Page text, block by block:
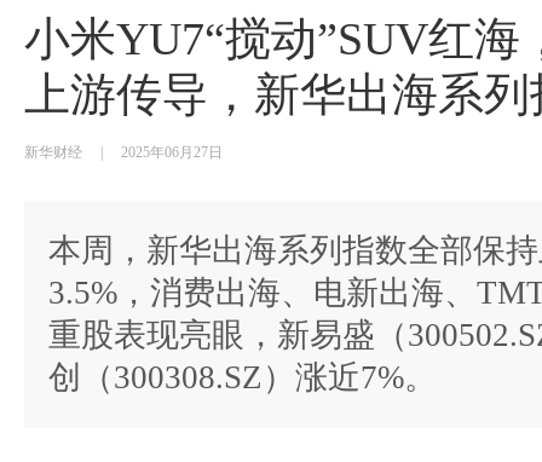
小米YU7“搅动”SUV红
上游传导，新华出海系
新华财经 2025年06月27日
本周，新华出海系列指数全部保
3.5%，消费出海、电新出海、
重股表现亮眼，新易盛（
创（300308.SZ）涨近7%。